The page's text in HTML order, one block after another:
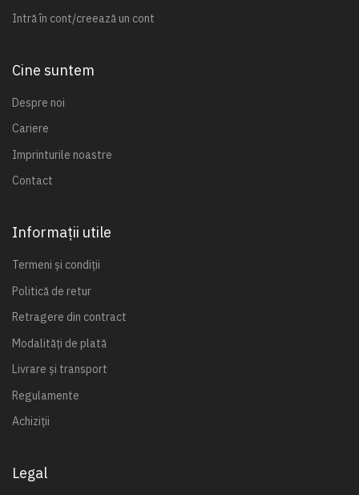
Intră în cont/creează un cont
Cine suntem
Despre noi
Cariere
Imprinturile noastre
Contact
Informații utile
Termeni și condiții
Politică de retur
Retragere din contract
Modalități de plată
Livrare și transport
Regulamente
Achiziții
Legal